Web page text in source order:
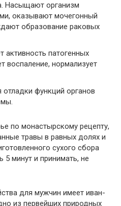
Насыщают организм
оказывают мочегонный
образование раковых
активность патогенных
воспаление, нормализует
функций органов
по монастырскому рецепту,
травы в равных долях и
сухого сбора
5 минут и принимать, не
для мужчин имеет иван-
из первейших природных